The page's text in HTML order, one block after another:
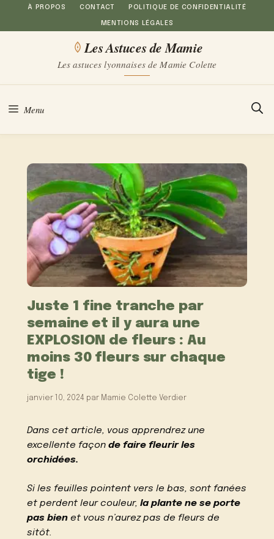
Aller
au
À PROPOS CONTACT POLITIQUE DE CONFIDENTIALITÉ
MENTIONS LÉGALES
Les Astuces de Mamie
Les astuces lyonnaises de Mamie Colette
Menu
Juste 1 fine tranche par
semaine et il y aura une
EXPLOSION de fleurs : Au
moins 30 fleurs sur chaque
tige !
janvier 10, 2024 par Mamie Colette Verdier
Dans cet article, vous apprendrez une
excellente façonde faire fleurir les
orchidées.
Si les feuilles pointent vers le bas, sont fanées
et perdent leur couleur,la plante ne se porte
pas bien et vous n’aurez pas de fleurs de
sitôt.